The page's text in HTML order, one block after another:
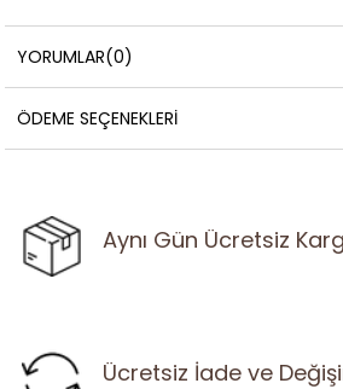
YORUMLAR(0)
ÖDEME SEÇENEKLERI
Aynı Gün Ücretsiz
Ücretsiz İade ve